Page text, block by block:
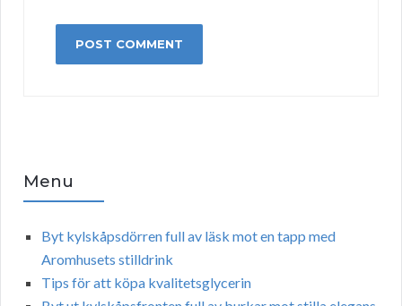
Menu
Byt kylskåpsdörren full av läsk mot en tapp med
Aromhusets stilldrink
Tips för att köpa kvalitetsglycerin